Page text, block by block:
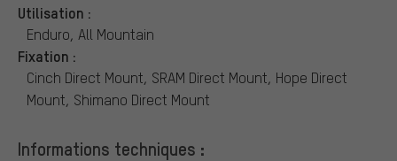
Utilisation :
Enduro, All Mountain
Fixation :
Cinch Direct Mount, SRAM Direct Mount, Hope Direct
Mount, Shimano Direct Mount
Informations techniques :